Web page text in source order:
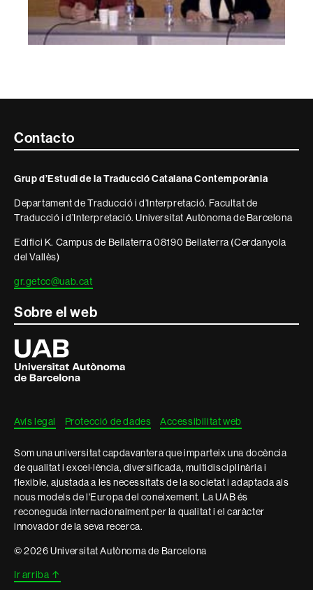
Contacte
informació
legal
Contacto
Grup d’Estudi de la Traducció Catalana Contemporània
Departament de Traducció i d’Interpretació. Facultat de
Traducció i d’Interpretació. Universitat Autònoma de Barcelona
Edifici K. Campus de Bellaterra 08190 Bellaterra (Cerdanyola
del Vallès)
gr.getcc@uab.cat
Sobre el web
Universitat
Autònoma
de
Barcelona
Avís legal Protecció de dades Accessibilitat web
Som una universitat capdavantera que imparteix una docència
de qualitat i excel·lència, diversificada, multidisciplinària i
flexible, ajustada a les necessitats de la societat i adaptada als
nous models de l'Europa del coneixement. La UAB és
reconeguda internacionalment per la qualitat i el caràcter
innovador de la seva recerca.
© 2026 Universitat Autònoma de Barcelona
Ir arriba ↑